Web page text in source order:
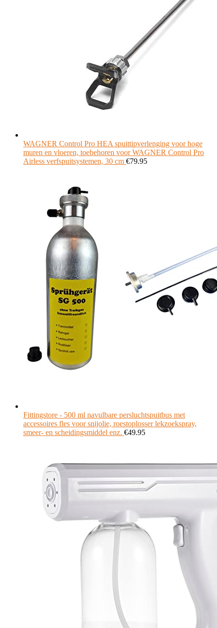
WAGNER Control Pro HEA spuittipverlenging voor hoge
muren en vloeren, toebehoren voor WAGNER Control Pro
Airless verfspuitsystemen, 30 cm €79.95
Fittingstore - 500 ml navulbare persluchtspuitbus met
accessoires fles voor snijolie, roestoplosser lekzoekspray,
smeer- en scheidingsmiddel enz. €49.95